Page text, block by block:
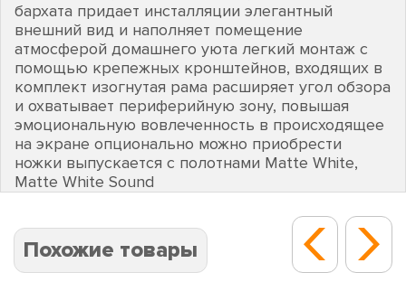
бархата придает инсталляции элегантный
внешний вид и наполняет помещение
атмосферой домашнего уюта легкий монтаж с
помощью крепежных кронштейнов, входящих в
комплект изогнутая рама расширяет угол обзора
и охватывает периферийную зону, повышая
эмоциональную вовлеченность в происходящее
на экране опционально можно приобрести
ножки выпускается с полотнами Matte White,
Matte White Sound
Похожие товары